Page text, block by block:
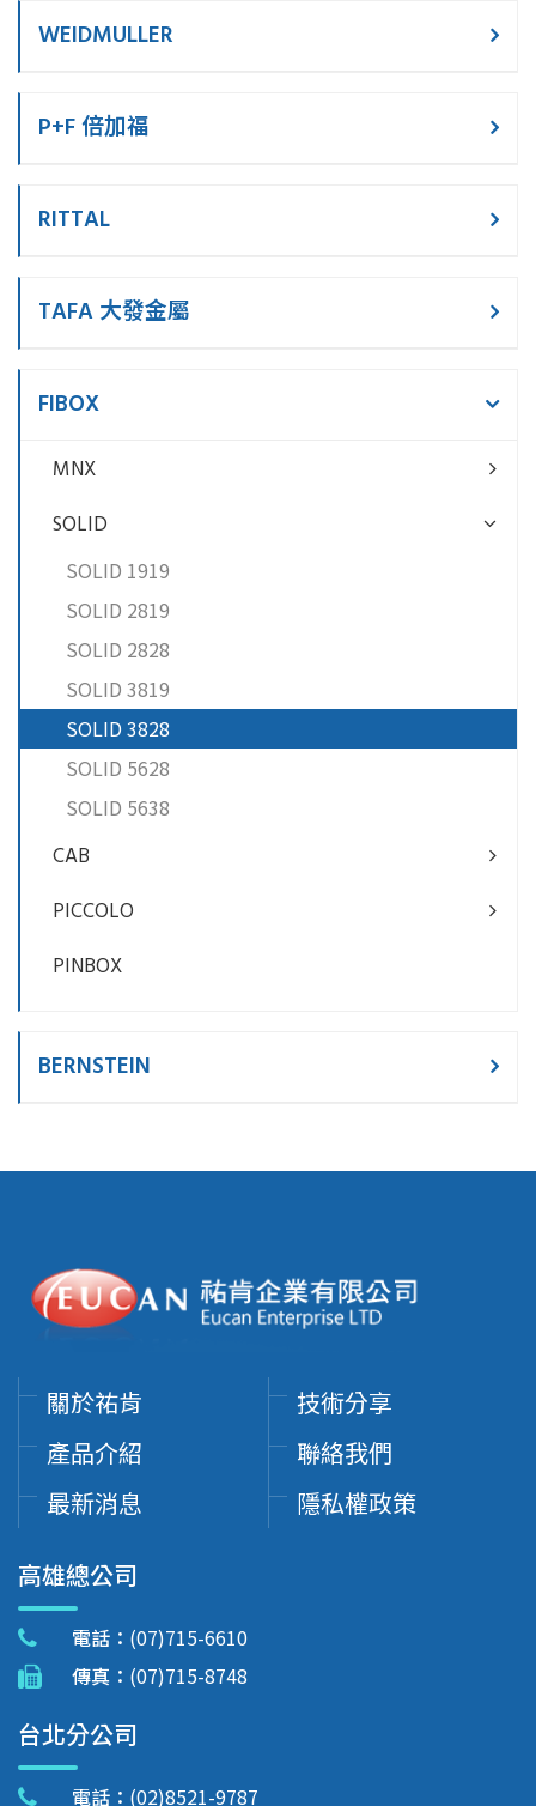
WEIDMULLER
P+F 倍加福
RITTAL
TAFA 大發金屬
FIBOX
MNX
SOLID
SOLID 1919
SOLID 2819
SOLID 2828
SOLID 3819
SOLID 3828
SOLID 5628
SOLID 5638
CAB
PICCOLO
PINBOX
BERNSTEIN
關於祐肯
產品介紹
最新消息
技術分享
聯絡我們
隱私權政策
高雄總公司
電話： (07)715-6610
傳真： (07)715-8748
台北分公司
電話： (02)8521-9787